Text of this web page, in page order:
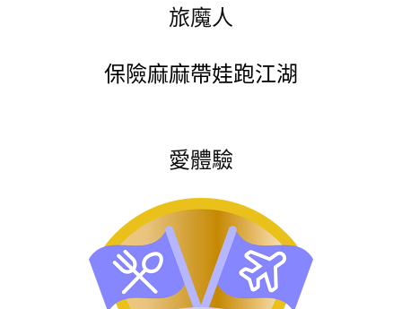
旅魔人
保險麻麻帶娃跑江湖
愛體驗